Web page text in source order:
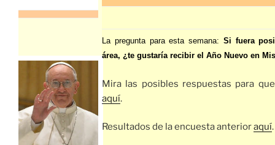
La pregunta para esta semana: Si fuera
área, ¿te gustaría recibir el Año Nuevo en
Mira las posibles respuestas para
aquí.
Resultados de la encuesta anterioraquí.